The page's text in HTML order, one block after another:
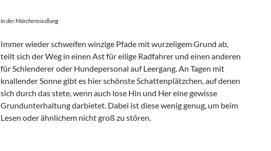
In der Märchensiedlung
Immer wieder schweifen winzige Pfade mit wurzeligem Grund ab,
teilt sich der Weg in einen Ast für eilige Radfahrer und einen anderen
für Schlenderer oder Hundepersonal auf Leergang. An Tagen mit
knallender Sonne gibt es hier schönste Schattenplätzchen, auf denen
sich durch das stete, wenn auch lose Hin und Her eine gewisse
Grundunterhaltung darbietet. Dabei ist diese wenig genug, um beim
Lesen oder ähnlichem nicht groß zu stören.